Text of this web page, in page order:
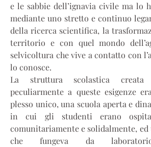
e le sabbie dell’ignavia civile ma lo
mediante uno stretto e continuo
della ricerca scientifica, la
territorio e con quel mondo
selvicoltura che vive a contatto con
lo conosce.
La struttura scolastica creata
peculiarmente a queste esigenze
plesso unico, una scuola aperta e
in cui gli studenti erano
comunitariamente e solidalmente, ed
che fungeva da